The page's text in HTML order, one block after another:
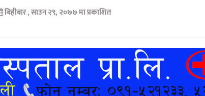
बिहीबार , साउन २९, २०७७ मा प्रकाशित